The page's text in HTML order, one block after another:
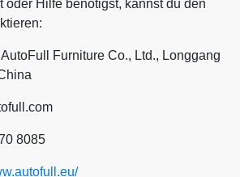
oder Hilfe benötigst, kannst du den
Furniture Co., Ltd., Longgang
8085